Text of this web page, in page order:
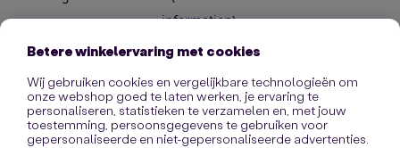
information).
Betere winkelervaring met cookies
Wij gebruiken cookies en vergelijkbare technologieën om
onze webshop goed te laten werken, je ervaring te
personaliseren, statistieken te verzamelen en, met jouw
toestemming, persoonsgegevens te gebruiken voor
gepersonaliseerde en niet-gepersonaliseerde advertenties.